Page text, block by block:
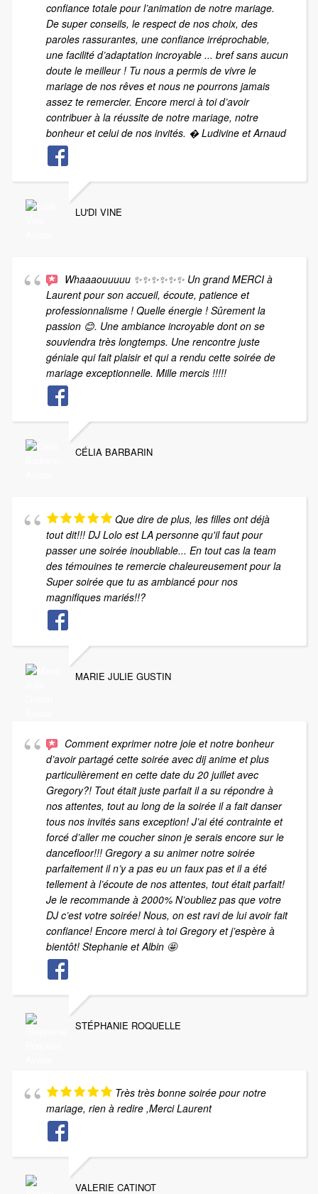
confiance totale pour l’animation de notre mariage.
De super conseils, le respect de nos choix, des
paroles rassurantes, une confiance irréprochable,
une facilité d’adaptation incroyable ... bref sans aucun
doute le meilleur ! Tu nous a permis de vivre le
mariage de nos rêves et nous ne pourrons jamais
assez te remercier. Encore merci à toi d’avoir
contribuer à la réussite de notre mariage, notre
bonheur et celui de nos invités. � Ludivine et Arnaud
LU'DI VINE
Whaaaouuuuu ✨✨✨✨✨✨ Un grand MERCI à
Laurent pour son accueil, écoute, patience et
professionnalisme ! Quelle énergie ! Sûrement la
passion 😊. Une ambiance incroyable dont on se
souviendra très longtemps. Une rencontre juste
géniale qui fait plaisir et qui a rendu cette soirée de
mariage exceptionnelle. Mille mercis !!!!!
CÉLIA BARBARIN
Que dire de plus, les filles ont déjà
tout dit!!! DJ Lolo est LA personne qu'il faut pour
passer une soirée inoubliable... En tout cas la team
des témouines te remercie chaleureusement pour la
Super soirée que tu as ambiancé pour nos
magnifiques mariés!!?
MARIE JULIE GUSTIN
Comment exprimer notre joie et notre bonheur
d’avoir partagé cette soirée avec dij anime et plus
particulièrement en cette date du 20 juillet avec
Gregory?! Tout était juste parfait il a su répondre à
nos attentes, tout au long de la soirée il a fait danser
tous nos invités sans exception! J’ai été contrainte et
forcé d’aller me coucher sinon je serais encore sur le
dancefloor!!! Gregory a su animer notre soirée
parfaitement il n’y a pas eu un faux pas et il a été
tellement à l’écoute de nos attentes, tout était parfait!
Je le recommande à 2000% N’oubliez pas que votre
DJ c’est votre soirée! Nous, on est ravi de lui avoir fait
confiance! Encore merci à toi Gregory et j’espère à
bientôt! Stephanie et Albin 🤩
STÉPHANIE ROQUELLE
Très très bonne soirée pour notre
mariage, rien à redire ,Merci Laurent
VALERIE CATINOT